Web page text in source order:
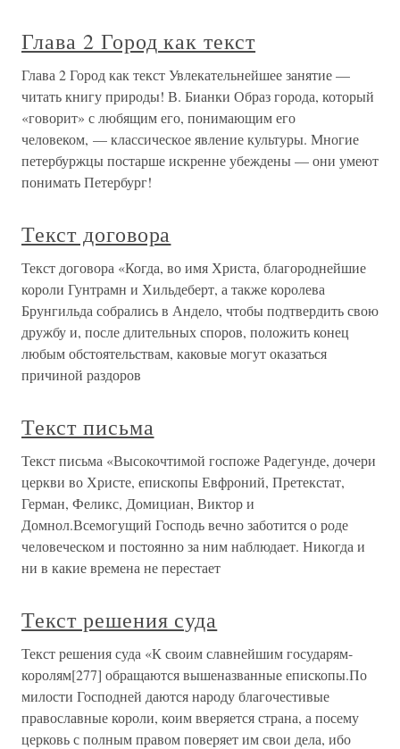
Глава 2 Город как текст
Глава 2 Город как текст Увлекательнейшее занятие —
читать книгу природы! В. Бианки Образ города, который
«говорит» с любящим его, понимающим его
человеком, — классическое явление культуры. Многие
петербуржцы постарше искренне убеждены — они умеют
понимать Петербург!
Текст договора
Текст договора «Когда, во имя Христа, благороднейшие
короли Гунтрамн и Хильдеберт, а также королева
Брунгильда собрались в Андело, чтобы подтвердить свою
дружбу и, после длительных споров, положить конец
любым обстоятельствам, каковые могут оказаться
причиной раздоров
Текст письма
Текст письма «Высокочтимой госпоже Радегунде, дочери
церкви во Христе, епископы Евфроний, Претекстат,
Герман, Феликс, Домициан, Виктор и
Домнол.Всемогущий Господь вечно заботится о роде
человеческом и постоянно за ним наблюдает. Никогда и
ни в какие времена не перестает
Текст решения суда
Текст решения суда «К своим славнейшим государям-
королям[277] обращаются вышеназванные епископы.По
милости Господней даются народу благочестивые
православные короли, коим вверяется страна, а посему
церковь с полным правом поверяет им свои дела, ибо